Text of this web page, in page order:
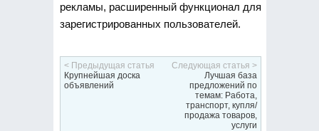
рекламы, расширенный функционал для
зарегистрированных пользователей.
< Предыдущая статья
Крупнейшая доска
объявлений
Следующая статья >
Лучшая база
предложений по
темам: Работа,
транспорт, купля/
продажа товаров,
услуги